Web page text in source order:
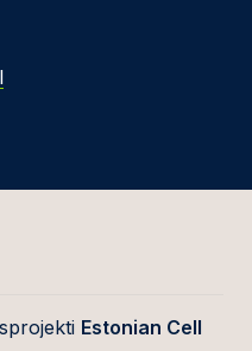
Estonian Cell